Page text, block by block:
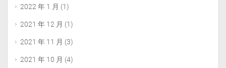
2022 年 1 月 (1)
2021 年 12 月 (1)
2021 年 11 月 (3)
2021 年 10 月 (4)